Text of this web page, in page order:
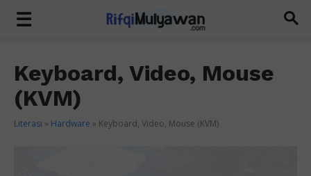
Keyboard, Video, Mouse
(KVM)
Literasi » Hardware » Keyboard, Video, Mouse (KVM)